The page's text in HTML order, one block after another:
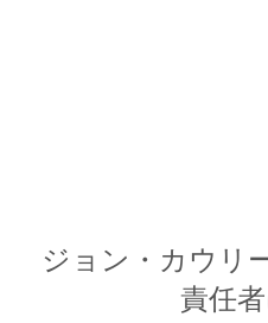
ジョン・カウリ
責任